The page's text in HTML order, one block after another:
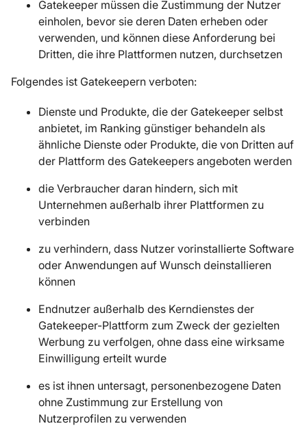
Gatekeeper müssen die Zustimmung der Nutzer
einholen, bevor sie deren Daten erheben oder
verwenden, und können diese Anforderung bei
Dritten, die ihre Plattformen nutzen, durchsetzen
Folgendes ist Gatekeepern verboten:
Dienste und Produkte, die der Gatekeeper selbst
anbietet, im Ranking günstiger behandeln als
ähnliche Dienste oder Produkte, die von Dritten auf
der Plattform des Gatekeepers angeboten werden
die Verbraucher daran hindern, sich mit
Unternehmen außerhalb ihrer Plattformen zu
verbinden
zu verhindern, dass Nutzer vorinstallierte Software
oder Anwendungen auf Wunsch deinstallieren
können
Endnutzer außerhalb des Kerndienstes der
Gatekeeper-Plattform zum Zweck der gezielten
Werbung zu verfolgen, ohne dass eine wirksame
Einwilligung erteilt wurde
es ist ihnen untersagt, personenbezogene Daten
ohne Zustimmung zur Erstellung von
Nutzerprofilen zu verwenden